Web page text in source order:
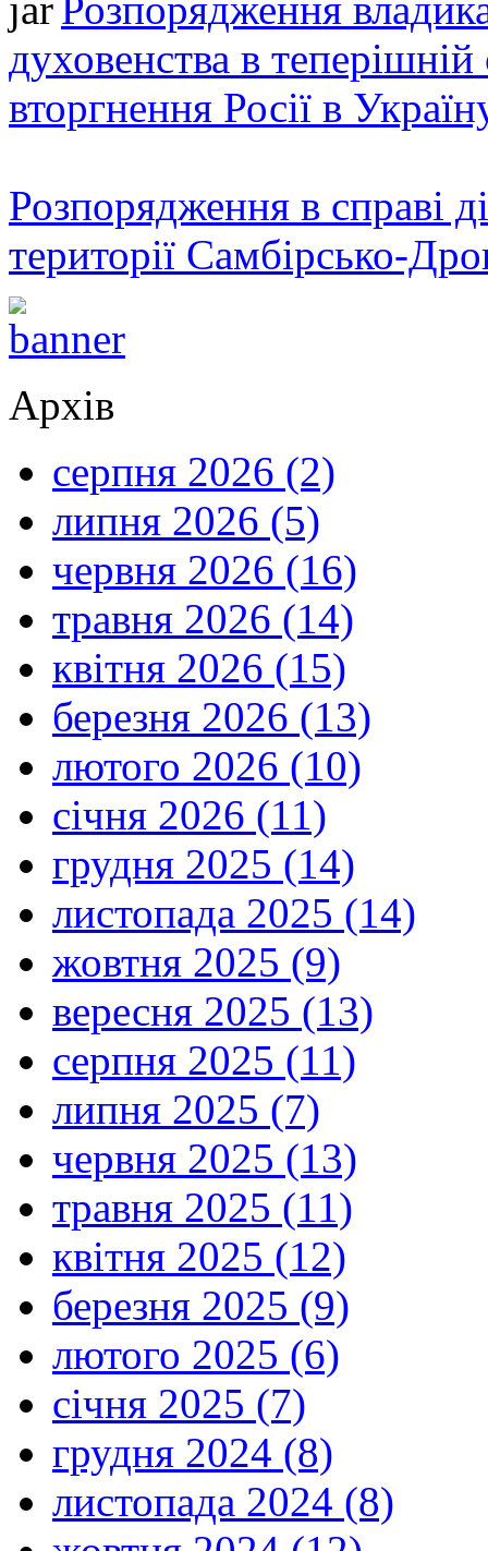
духовенства в теперішній
вторгнення Росії в
Розпорядження в справі
території Самбірсько-
Архів
серпня 2026 (2)
липня 2026 (5)
червня 2026 (16)
травня 2026 (14)
квітня 2026 (15)
березня 2026 (13)
лютого 2026 (10)
січня 2026 (11)
грудня 2025 (14)
листопада 2025 (14)
жовтня 2025 (9)
вересня 2025 (13)
серпня 2025 (11)
липня 2025 (7)
червня 2025 (13)
травня 2025 (11)
квітня 2025 (12)
березня 2025 (9)
лютого 2025 (6)
січня 2025 (7)
грудня 2024 (8)
листопада 2024 (8)